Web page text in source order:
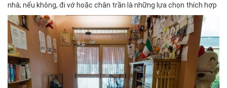
nhà; nếu không, đi vớ hoặc chân trần là những lựa chọn thích hợp